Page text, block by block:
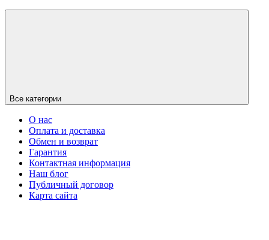
Все категории
О нас
Оплата и доставка
Обмен и возврат
Гарантия
Контактная информация
Наш блог
Публичный договор
Карта сайта